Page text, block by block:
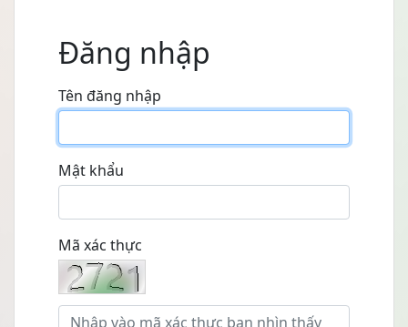
Đăng nhập
Tên đăng nhập
Mật khẩu
Mã xác thực